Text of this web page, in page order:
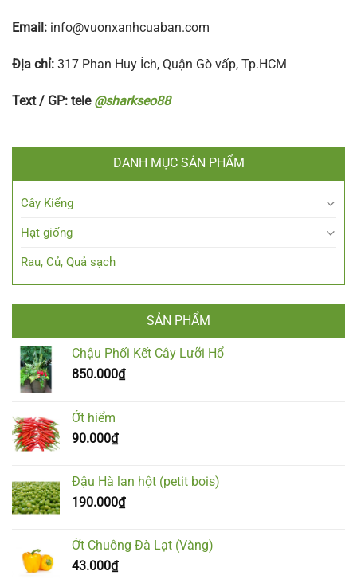
Email: info@vuonxanhcuaban.com
Địa chỉ: 317 Phan Huy Ích, Quận Gò vấp, Tp.HCM
Text / GP: tele @sharkseo88
DANH MỤC SẢN PHẨM
Cây Kiểng
Hạt giống
Rau, Củ, Quả sạch
SẢN PHẨM
Chậu Phối Kết Cây Lưỡi Hổ
850.000₫
Ớt hiểm
90.000₫
Đậu Hà lan hột (petit bois)
190.000₫
Ớt Chuông Đà Lạt (Vàng)
43.000₫